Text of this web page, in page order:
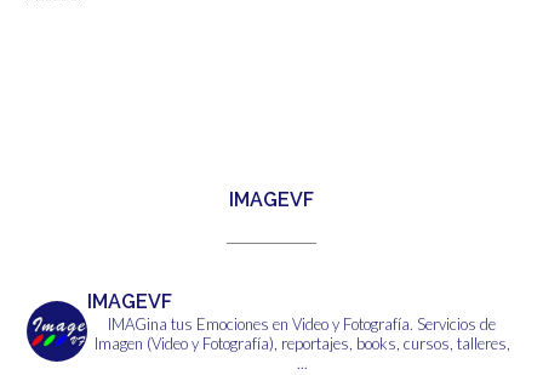
IMAGEVF
IMAGEVF
IMAGina tus Emociones en Video y Fotografía. Servicios de
Imagen (Video y Fotografía), reportajes, books, cursos, talleres,
...